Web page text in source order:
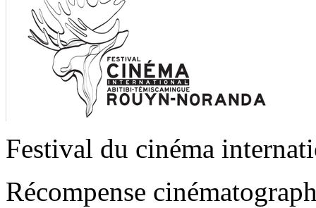
Festival du cinéma
Récompense